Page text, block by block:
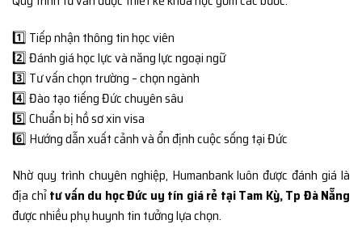
1️⃣ Tiếp nhận thông tin học viên
2️⃣ Đánh giá học lực và năng lực ngoại ngữ
3️⃣ Tư vấn chọn trường – chọn ngành
4️⃣ Đào tạo tiếng Đức chuyên sâu
5️⃣ Chuẩn bị hồ sơ xin visa
6️⃣ Hướng dẫn xuất cảnh và ổn định cuộc sống tại Đức
Nhờ quy trình chuyên nghiệp, Humanbank luôn được đánh giá là
địa chỉtư vấn du học Đức uy tín giá rẻ tại Tam Kỳ, Tp Đà Nẵng
được nhiều phụ huynh tin tưởng lựa chọn.